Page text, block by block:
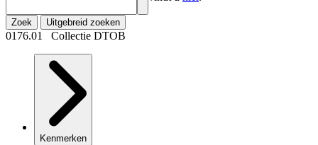
Zoek Uitgebreid zoeken
0176.01 Collectie DTOB
Kenmerken